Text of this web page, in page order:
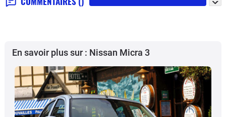
En savoir plus sur : Nissan Micra 3